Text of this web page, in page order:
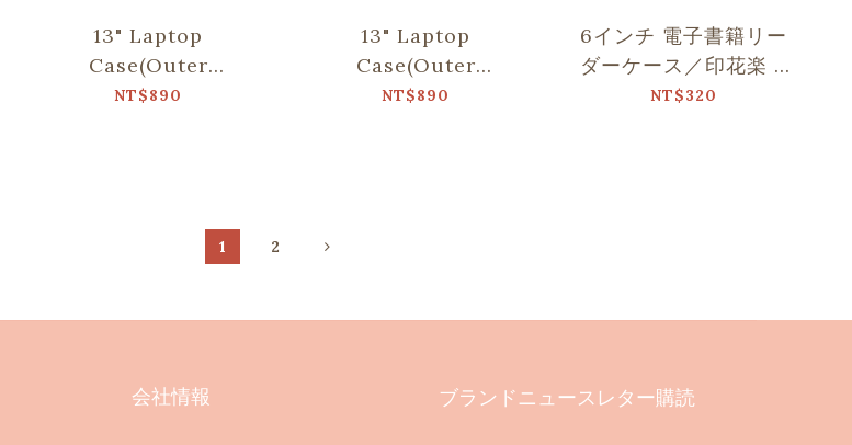
13" Laptop
Case(Outer
Pocket)/Mountain
NT$890
13" Laptop
Case(Outer
Pocket)/Begonia
NT$890
6インチ 電子書籍リー
ダーケース／印花楽 ×
Soupy Tang／フォレ
NT$320
1 2
会社情報 ブランドニュースレター購読